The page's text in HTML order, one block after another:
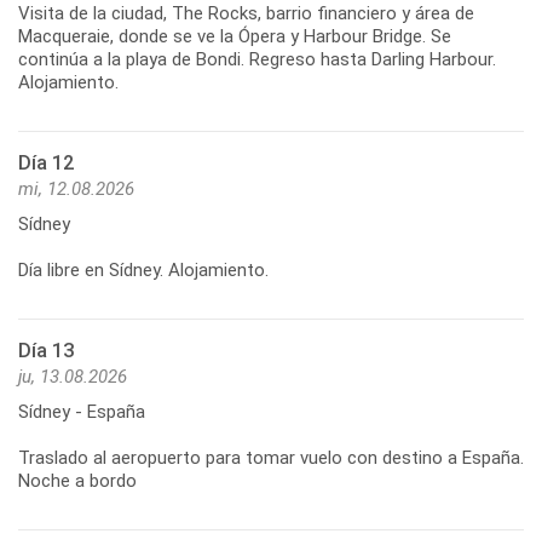
Visita de la ciudad, The Rocks, barrio financiero y área de
Macqueraie, donde se ve la Ópera y Harbour Bridge. Se
continúa a la playa de Bondi. Regreso hasta Darling Harbour.
Día 12
mi, 12.08.2026
Sídney
Día libre en Sídney. Alojamiento.
Día 13
ju, 13.08.2026
Sídney - España
Traslado al aeropuerto para tomar vuelo con destino a España.
Noche a bordo